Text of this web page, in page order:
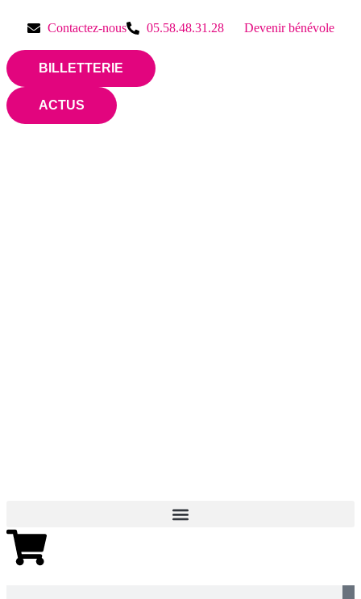
Contactez-nous 05.58.48.31.28 Devenir bénévole
BILLETTERIE
ACTUS